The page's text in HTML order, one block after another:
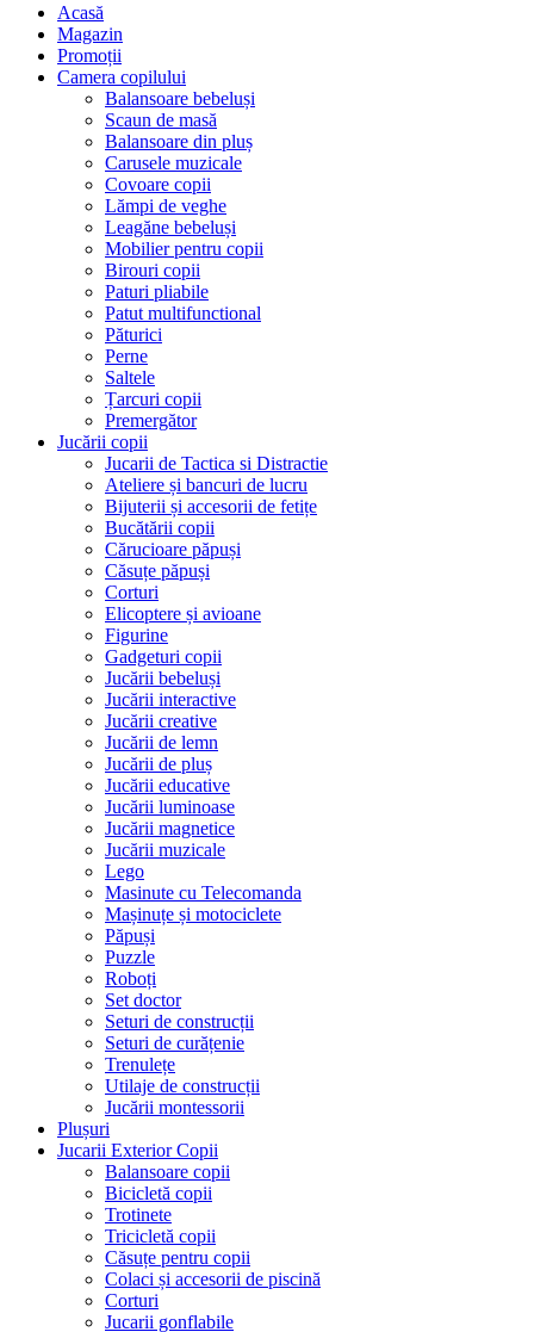
Acasă
Magazin
Promoții
Camera copilului
Balansoare bebeluși
Scaun de masă
Balansoare din pluș
Carusele muzicale
Covoare copii
Lămpi de veghe
Leagăne bebeluși
Mobilier pentru copii
Birouri copii
Paturi pliabile
Patut multifunctional
Păturici
Perne
Saltele
Țarcuri copii
Premergător
Jucării copii
Jucarii de Tactica si Distractie
Ateliere și bancuri de lucru
Bijuterii și accesorii de fetițe
Bucătării copii
Cărucioare păpuși
Căsuțe păpuși
Corturi
Elicoptere și avioane
Figurine
Gadgeturi copii
Jucării bebeluși
Jucării interactive
Jucării creative
Jucării de lemn
Jucării de pluș
Jucării educative
Jucării luminoase
Jucării magnetice
Jucării muzicale
Lego
Masinute cu Telecomanda
Mașinuțe și motociclete
Păpuși
Puzzle
Roboți
Set doctor
Seturi de construcții
Seturi de curățenie
Trenulețe
Utilaje de construcții
Jucării montessorii
Plușuri
Jucarii Exterior Copii
Balansoare copii
Bicicletă copii
Trotinete
Tricicletă copii
Căsuțe pentru copii
Colaci și accesorii de piscină
Corturi
Jucarii gonflabile